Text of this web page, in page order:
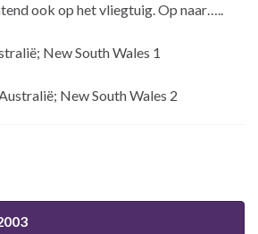
ook op het vliegtuig. Op naar…..
New South Wales 1
New South Wales 2